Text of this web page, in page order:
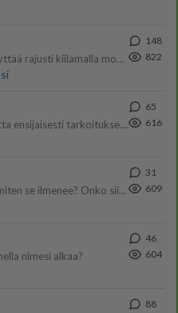
Ylellä leviää video jossa poliisi pysäyttää rajusti kiilamalla mopo pojan. Toivottavasti poliisi ottaa tuosta mallia myö
148
822
Tutustutaan, fyysistä kontaktia, mutta ensijaisesti tarkoituksena ei ole aloittaa mitään virallista tai rikkoa mitään? E
65
616
Onko välillänne suuri vetovoima ja miten se ilmenee? Onko siitä haittaa?
31
609
nimesi alkaa?
46
604
88